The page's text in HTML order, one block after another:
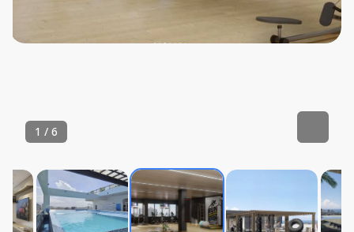
1 / 6